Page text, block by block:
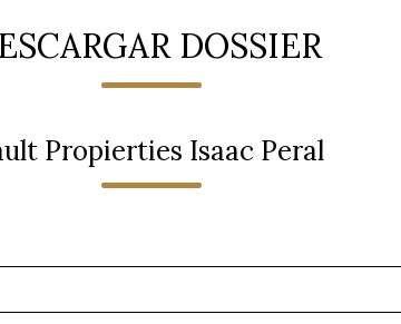
DOSSIER
Propierties Isaac Peral